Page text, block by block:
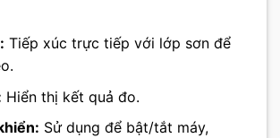
Tiếp xúc trực tiếp với lớp sơn để
Hiển thị kết quả đo.
Sử dụng để bật/tắt máy,